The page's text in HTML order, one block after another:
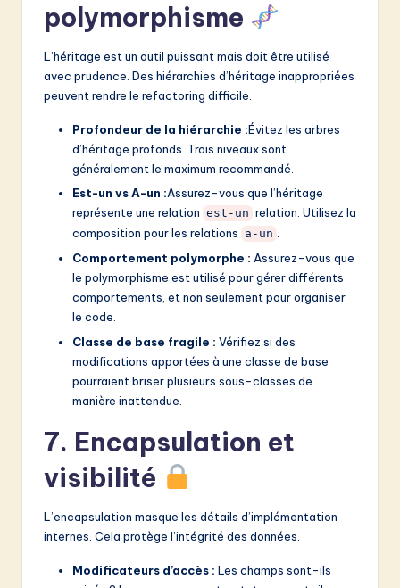
polymorphisme
L’héritage est un outil puissant mais doit être utilisé
avec prudence. Des hiérarchies d’héritage inappropriées
peuvent rendre le refactoring difficile.
Profondeur de la hiérarchie :Évitez les arbres
d’héritage profonds. Trois niveaux sont
généralement le maximum recommandé.
Est-un vs A-un :Assurez-vous que l’héritage
représente une relation est-un relation. Utilisez la
composition pour les relations a-un .
Comportement polymorphe : Assurez-vous que
le polymorphisme est utilisé pour gérer différents
comportements, et non seulement pour organiser
le code.
Classe de base fragile : Vérifiez si des
modifications apportées à une classe de base
pourraient briser plusieurs sous-classes de
manière inattendue.
7. Encapsulation et
visibilité
L’encapsulation masque les détails d’implémentation
internes. Cela protège l’intégrité des données.
Modificateurs d’accès : Les champs sont-ils